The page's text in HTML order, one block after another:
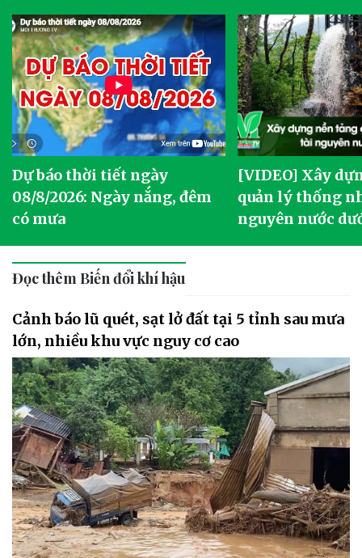
Dự báo thời tiết ngày
08/8/2026: Ngày nắng, đêm
có mưa
[VIDEO] Xây
quản lý thống
nguyên nước
Đọc thêm Biến đổi khí hậu
Cảnh báo lũ quét, sạt lở đất tại 5 tỉnh sau mưa
lớn, nhiều khu vực nguy cơ cao